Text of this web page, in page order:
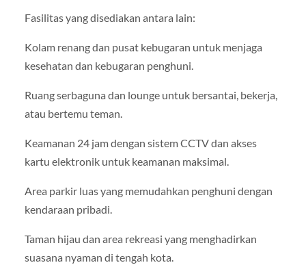
Fasilitas yang disediakan antara lain:
Kolam renang dan pusat kebugaran untuk menjaga
kesehatan dan kebugaran penghuni.
Ruang serbaguna dan lounge untuk bersantai, bekerja,
atau bertemu teman.
Keamanan 24 jam dengan sistem CCTV dan akses
kartu elektronik untuk keamanan maksimal.
Area parkir luas yang memudahkan penghuni dengan
kendaraan pribadi.
Taman hijau dan area rekreasi yang menghadirkan
suasana nyaman di tengah kota.